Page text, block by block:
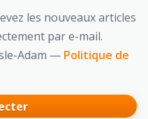
les nouveaux articles
par e-mail.
Adam — Politique de